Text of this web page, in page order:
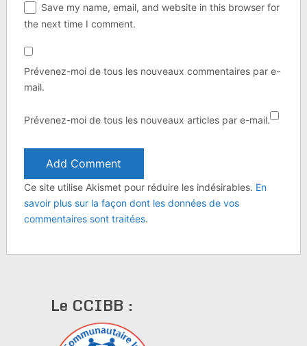
Save my name, email, and website in this browser for
the next time I comment.
Prévenez-moi de tous les nouveaux commentaires par e-
mail.
Prévenez-moi de tous les nouveaux articles par e-mail.
Ce site utilise Akismet pour réduire les indésirables. En
savoir plus sur la façon dont les données de vos
commentaires sont traitées.
Le CCIBB :